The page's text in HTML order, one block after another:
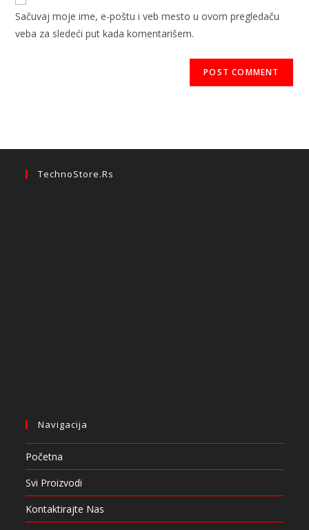
Sačuvaj moje ime, e-poštu i veb mesto u ovom pregledaču
veba za sledeći put kada komentarišem.
TechnoStore.rs
Navigacija
Početna
Svi Proizvodi
Kontaktirajte Nas